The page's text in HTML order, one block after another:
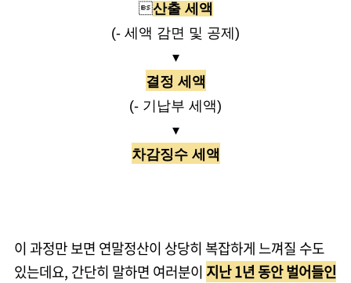
산출 세액
(- 세액 감면 및 공제)
▾
결정 세액
(- 기납부 세액)
▾
차감징수 세액
이 과정만 보면 연말정산이 상당히 복잡하게 느껴질 수도
있는데요, 간단히 말하면 여러분이 지난 1년 동안 벌어들인